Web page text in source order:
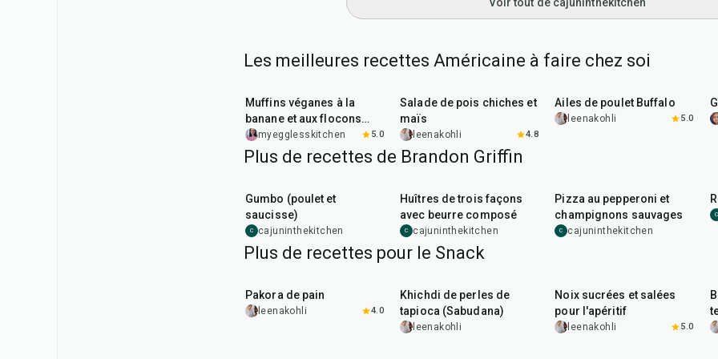
Les meilleures recettes Américaine à faire chez soi
Muffins véganes à la
banane et aux flocons
d'avoine
myegglesskitchen 5.0
Salade de pois chiches et
maïs
leenakohli 4.8
Ailes de poulet Buffalo
leenakohli 5.0
Plus de recettes de Brandon Griffin
Gumbo (poulet et
saucisse)
C cajuninthekitchen
Huîtres de trois façons
avec beurre composé
C cajuninthekitchen
Pizza au pepperoni et
champignons sauvages
C cajuninthekitchen
C
Plus de recettes pour le Snack
Pakora de pain
leenakohli 4.0
Khichdi de perles de
tapioca (Sabudana)
leenakohli
Noix sucrées et salées
pour l'apéritif
leenakohli 5.0